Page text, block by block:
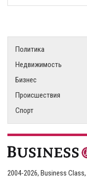
Политика
Недвижимость
Бизнес
Происшествия
Спорт
2004-2026, Business Class,